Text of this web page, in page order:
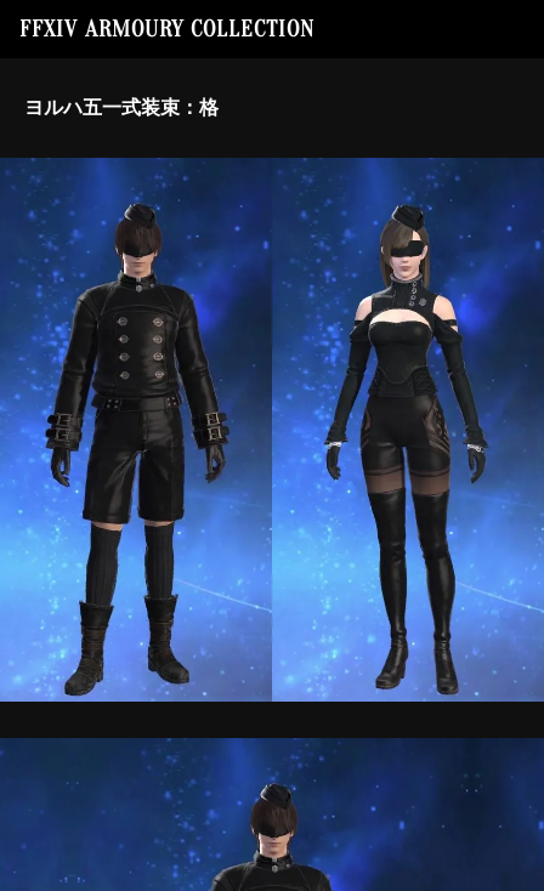
FFXIV ARMOURY COLLECTION
ヨルハ五一式装束：格